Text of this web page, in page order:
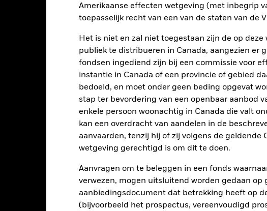
Amerikaanse effecten wetgeving (met inbegrip
toepasselijk recht van een van de staten van de
Het is niet en zal niet toegestaan zijn de op
publiek te distribueren in Canada, aangezien er
fondsen ingediend zijn bij een commissie voor
instantie in Canada of een provincie of gebied
bedoeld, en moet onder geen beding opgevat
stap ter bevordering van een openbaar aanbod
enkele persoon woonachtig in Canada die valt
kan een overdracht van aandelen in de
aanvaarden, tenzij hij of zij volgens de geldende
wetgeving gerechtigd is om dit te doen.
Aanvragen om te beleggen in een fonds
verwezen, mogen uitsluitend worden gedaan op
aanbiedingsdocument dat betrekking heeft op
(bijvoorbeeld het prospectus, vereenvoudigd
Belangrijkste Risico's
effecten kan worden beïnvloed door dagelijkse schommelingen op
politiek en economisch nieuws, bedrijfsresultaten en belangrijke
is het mogelijk dat een absoluut-rendementfonds de markttendensen
Derivaten zijn zeer gevoelig voor veranderingen in de waarde van de activa
wat leidt tot grotere schommelingen in de waarde van het Fonds. De
manier wordt gebruikgemaakt van derivaten.Wegens zijn gehanteerde
de markttendensen niet volgt of dat het niet ten volle van een positief
om beleggingsbeslissingen te nemen. Naarmate de marktdynamiek in de
minder efficiënt worden of zelfs tekortkomingen vertonen.
die diensten leveren zoals de bewaring van activa, of die optreden als
aan financieel verlies.Kredietrisico: de emittent van een in het Fonds
of kapitaal terug te betalen.
Kerngegevens